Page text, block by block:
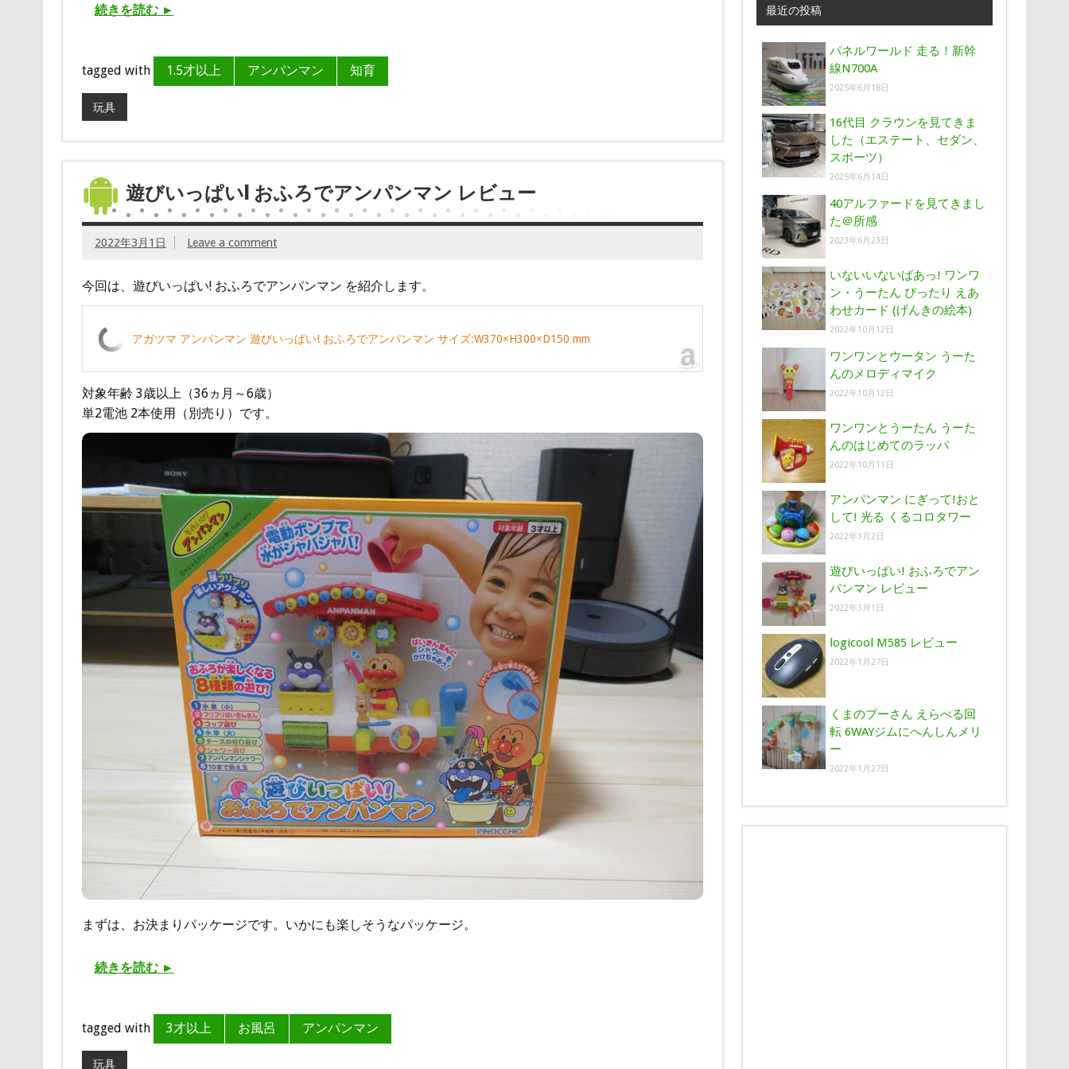
続きを読む ►
tagged with 1.5才以上 アンパンマン 知育
玩具
遊びいっぱい! おふろでアンパンマン レビュー
2022年3月1日 Leave a comment
今回は、遊びいっぱい! おふろでアンパンマン を紹介します。
アガツマ アンパンマン 遊びいっぱい! おふろでアンパンマン サイズ:W370×H300×D150 mm
対象年齢 3歳以上（36ヵ月～6歳）
単2電池 2本使用（別売り）です。
まずは、お決まりパッケージです。いかにも楽しそうなパッケージ。
続きを読む ►
tagged with 3才以上 お風呂 アンパンマン
玩具
最近の投稿
パネルワールド 走る！新幹
線N700A
2025年6月18日
16代目 クラウンを見てきま
した（エステート、セダン、
スポーツ）
2025年6月14日
40アルファードを見てきまし
た＠所感
2023年6月23日
いないいないばあっ! ワンワ
ン・うーたん ぴったり えあ
わせカード (げんきの絵本)
2022年10月12日
ワンワンとウータン うーた
んのメロディマイク
2022年10月12日
ワンワンとうーたん うーた
んのはじめてのラッパ
2022年10月11日
アンパンマン にぎって!おと
して! 光る くるコロタワー
2022年3月2日
遊びいっぱい! おふろでアン
パンマン レビュー
2022年3月1日
logicool M585 レビュー
2022年1月27日
くまのプーさん えらべる回
転 6WAYジムにへんしんメリ
ー
2022年1月27日